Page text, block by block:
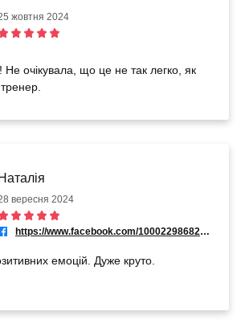
жовтня 2024
очікувала, що це не так легко, як
Наталія
вересня 2024
https://www.facebook.com/100022986828480
емоцій. Дуже круто.